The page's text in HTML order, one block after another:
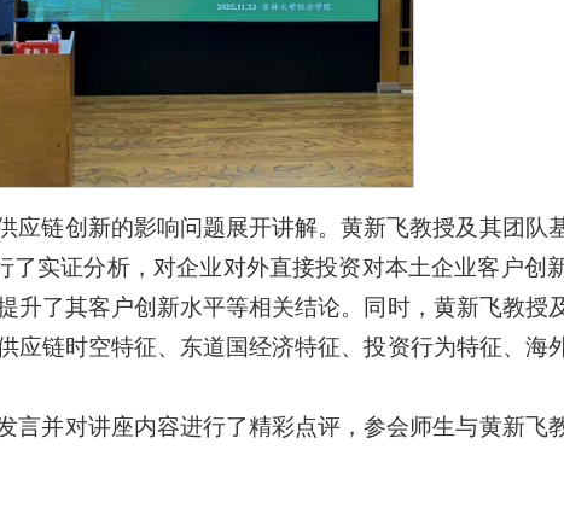
应链创新的影响问题展开讲解。黄新飞教授及其团队
实证分析，对企业对外直接投资对本土企业客户创
升了其客户创新水平等相关结论。同时，黄新飞教授
应链时空特征、东道国经济特征、投资行为特征、海
言并对讲座内容进行了精彩点评，参会师生与黄新飞